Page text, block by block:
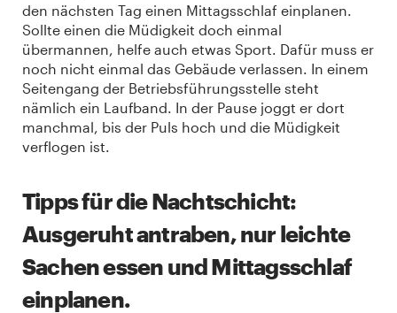
den nächsten Tag einen Mittagsschlaf einplanen.
Sollte einen die Müdigkeit doch einmal
übermannen, helfe auch etwas Sport. Dafür muss er
noch nicht einmal das Gebäude verlassen. In einem
Seitengang der Betriebsführungsstelle steht
nämlich ein Laufband. In der Pause joggt er dort
manchmal, bis der Puls hoch und die Müdigkeit
verflogen ist.
Tipps für die Nachtschicht:
Ausgeruht antraben, nur leichte
Sachen essen und Mittagsschlaf
einplanen.